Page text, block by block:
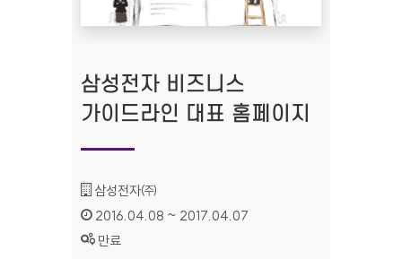
삼성전자 비즈니스
가이드라인 대표 홈페이지
기관명 :
삼성전자㈜
인증기간 :
2016.04.08 ~ 2017.04.07
상태 :
만료